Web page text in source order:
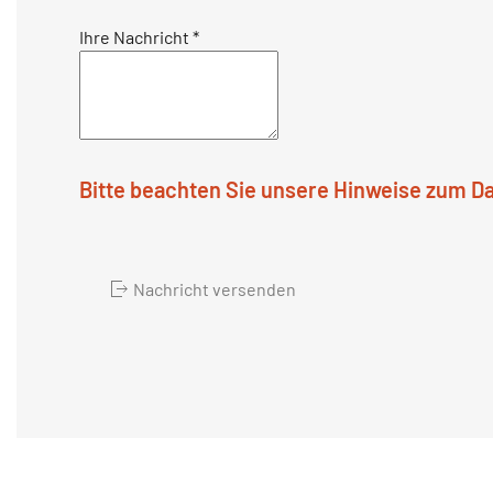
Ihre Nachricht *
Bitte beachten Sie unsere Hinweise zum
Nachricht versenden